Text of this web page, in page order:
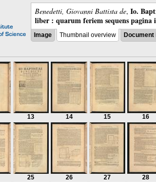
Benedetti, Giovanni Battista de, Io.
liber : quarum feriem sequens pagina
Image Thumbnail overview
13 14 15 16
25 26 27 28